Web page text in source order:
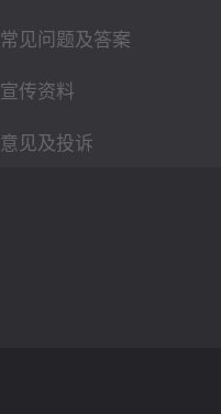
常见问题及答案
宣传资料
意见及投诉